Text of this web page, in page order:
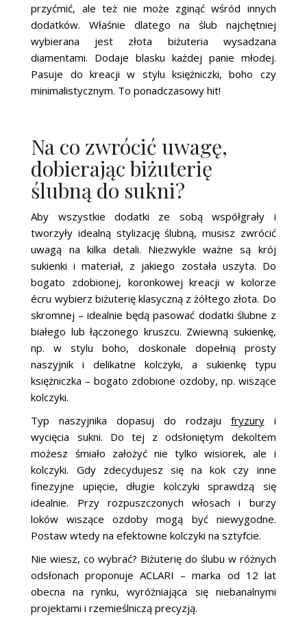
przyćmić, ale też nie może zginąć wśród innych
dodatków. Właśnie dlatego na ślub najchętniej
wybierana jest złota biżuteria wysadzana
diamentami. Dodaje blasku każdej panie młodej.
Pasuje do kreacji w stylu księżniczki, boho czy
minimalistycznym. To ponadczasowy hit!
Na co zwrócić uwagę,
dobierając biżuterię
ślubną do sukni?
Aby wszystkie dodatki ze sobą współgrały i
tworzyły idealną stylizację ślubną, musisz zwrócić
uwagą na kilka detali. Niezwykle ważne są krój
sukienki i materiał, z jakiego została uszyta. Do
bogato zdobionej, koronkowej kreacji w kolorze
écru wybierz biżuterię klasyczną z żółtego złota. Do
skromnej – idealnie będą pasować dodatki ślubne z
białego lub łączonego kruszcu. Zwiewną sukienkę,
np. w stylu boho, doskonale dopełnią prosty
naszyjnik i delikatne kolczyki, a sukienkę typu
księżniczka – bogato zdobione ozdoby, np. wiszące
kolczyki.
Typ naszyjnika dopasuj do rodzaju fryzuryi
wycięcia sukni. Do tej z odsłoniętym dekoltem
możesz śmiało założyć nie tylko wisiorek, ale i
kolczyki. Gdy zdecydujesz się na kok czy inne
finezyjne upięcie, długie kolczyki sprawdzą się
idealnie. Przy rozpuszczonych włosach i burzy
loków wiszące ozdoby mogą być niewygodne.
Postaw wtedy na efektowne kolczyki na sztyfcie.
Nie wiesz, co wybrać? Biżuterię do ślubu w różnych
odsłonach proponuje ACLARI – marka od 12 lat
obecna na rynku, wyróżniająca się niebanalnymi
projektami i rzemieślniczą precyzją.